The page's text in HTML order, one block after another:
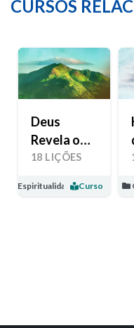
CURSOS
Deus
Revela o
Seu Amor
18 LIÇÕES
Espiritualidade Curso